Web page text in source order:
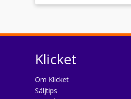
Klicket
Om Klicket
Säljtips